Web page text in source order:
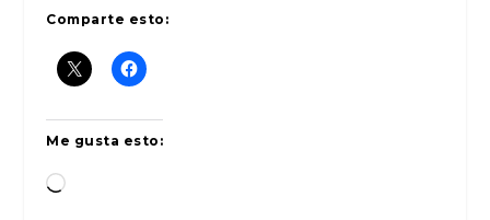
Comparte esto:
Me gusta esto:
Cargando...